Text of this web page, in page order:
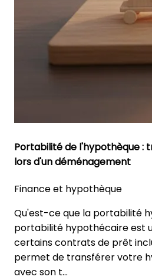
Portabilité de l'hypothèque :
lors d'un déménagement
Finance et hypothèque
Qu'est-ce que la portabilité
portabilité hypothécaire est
certains contrats de prêt
permet de transférer votre
avec son t...